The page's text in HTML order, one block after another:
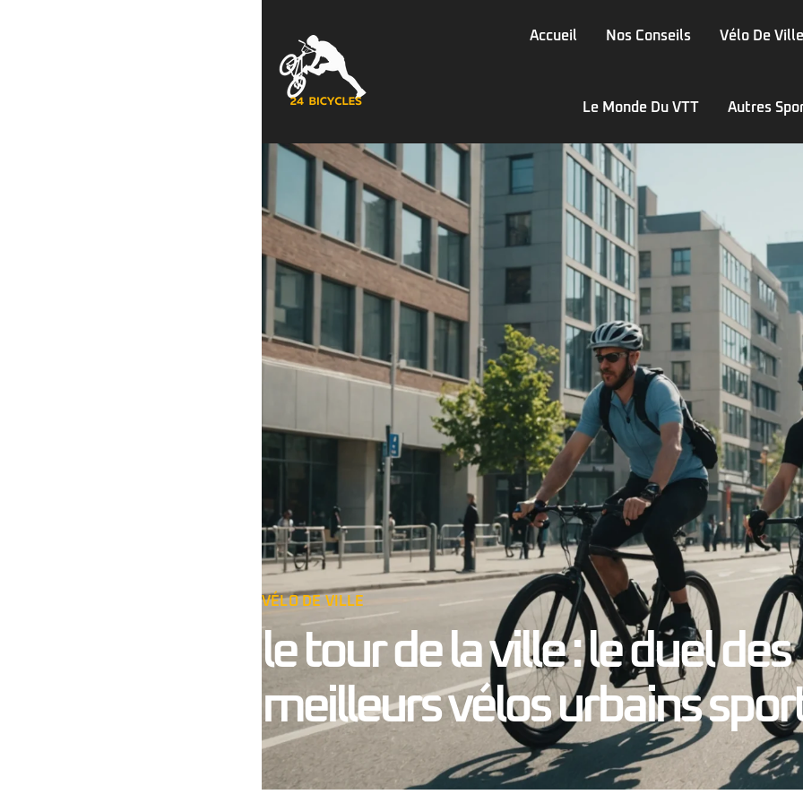
Accueil Nos Conseils Vélo De
Le Monde Du VTT Autres
VÉLO DE VILLE
le tour de la ville : le duel des
meilleurs vélos urbains